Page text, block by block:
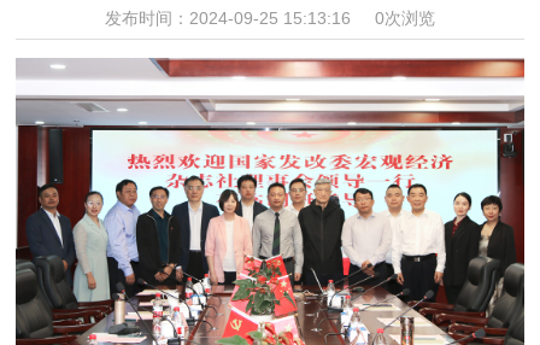
发布时间：2024-09-25 15:13:16 0次浏览